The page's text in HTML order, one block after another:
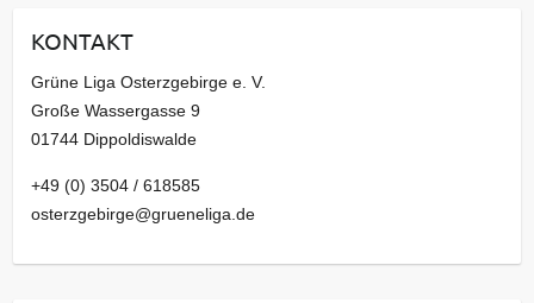
v
KONTAKT
Grüne Liga Osterzgebirge e. V.
Große Wassergasse 9
01744 Dippoldiswalde
+49 (0) 3504 / 618585
osterzgebirge@grueneliga.de